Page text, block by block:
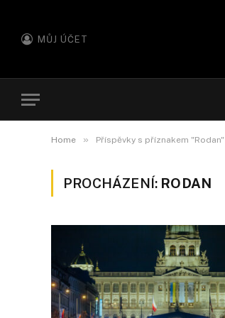
MŮJ ÚČET
Home » Příspěvky s příznakem "Rodan"
PROCHÁZENÍ: RODAN